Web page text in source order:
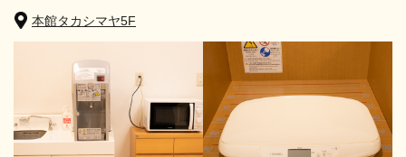
本館タカシマヤ5F